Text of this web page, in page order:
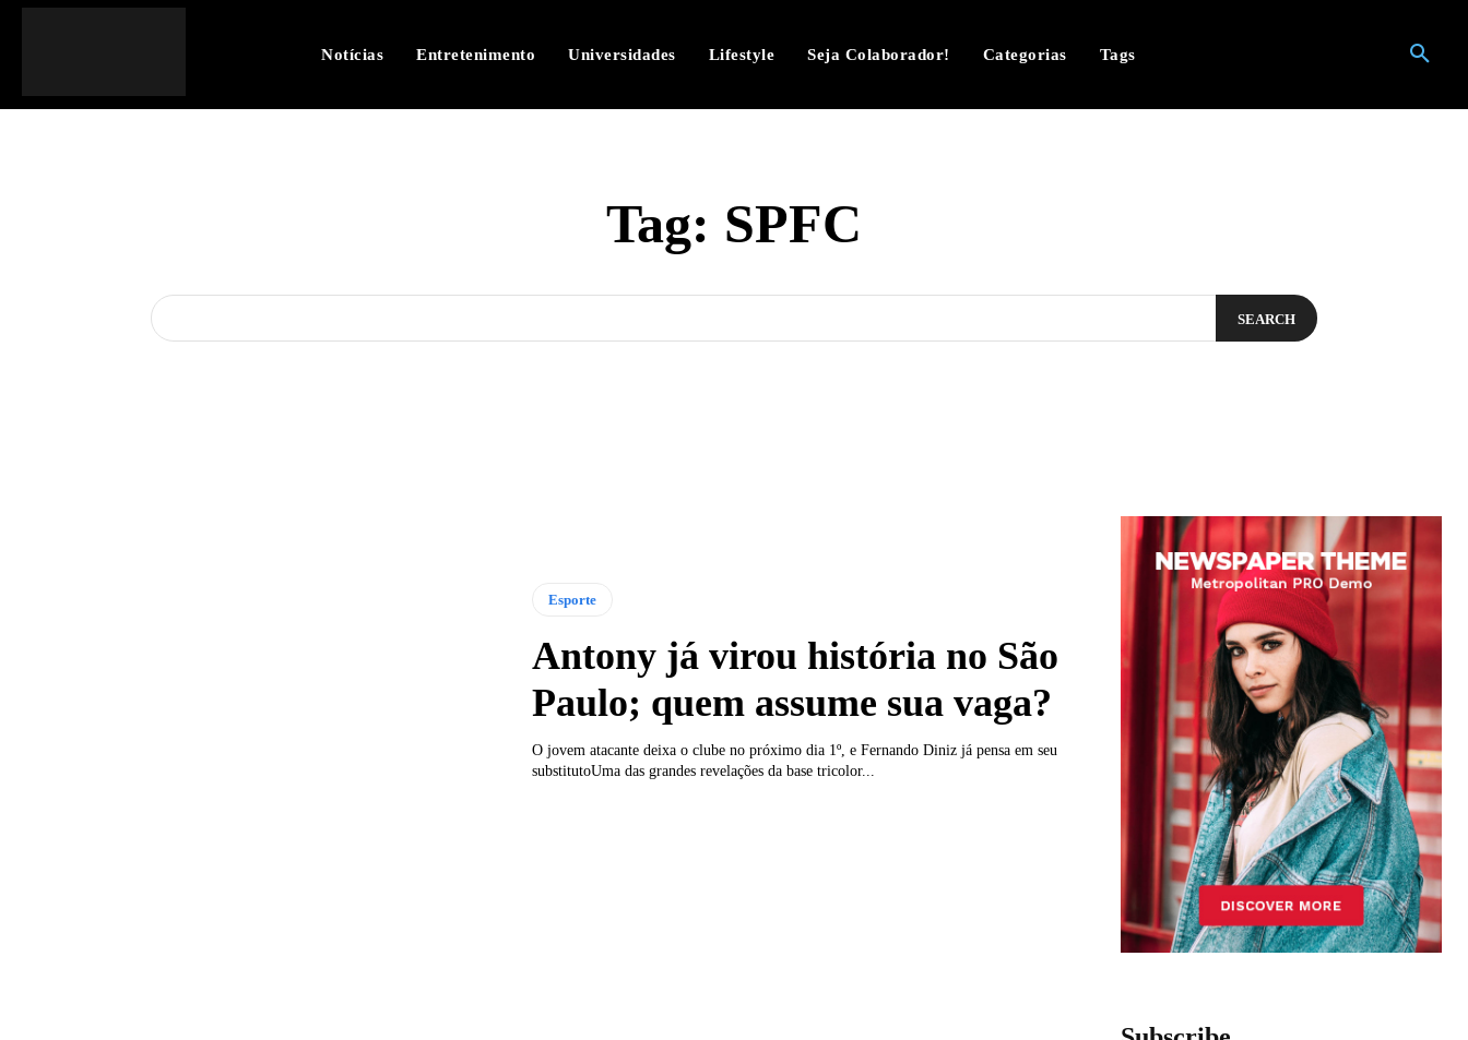
Notícias Entretenimento Universidades Lifestyle Seja Colaborador! Categorias Tags
Tag: SPFC
SEARCH
Esporte
Antony já virou história no São
Paulo; quem assume sua vaga?
O jovem atacante deixa o clube no próximo dia 1º, e Fernando Diniz já pensa em seu
substitutoUma das grandes revelações da base tricolor...